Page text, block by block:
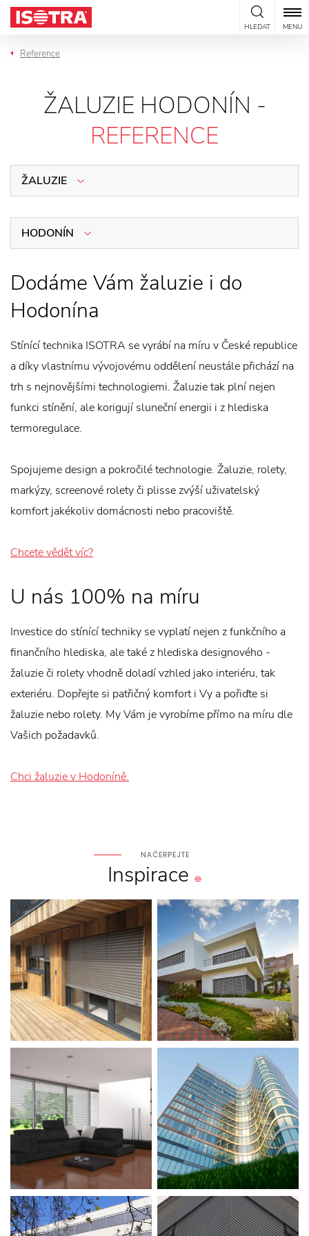
Přeskočit na obsah
HLEDAT MENU
Reference
ŽALUZIE HODONÍN -
REFERENCE
ŽALUZIE
HODONÍN
Dodáme Vám žaluzie i do
Hodonína
Stínící technika ISOTRA se vyrábí na míru v České republice
a díky vlastnímu vývojovému oddělení neustále přichází na
trh s nejnovějšími technologiemi. Žaluzie tak plní nejen
funkci stínění, ale korigují sluneční energii i z hlediska
termoregulace.
Spojujeme design a pokročilé technologie. Žaluzie, rolety,
markýzy, screenové rolety či plisse zvýší uživatelský
komfort jakékoliv domácnosti nebo pracoviště.
Chcete vědět víc?
U nás 100% na míru
Investice do stínící techniky se vyplatí nejen z funkčního a
finančního hlediska, ale také z hlediska designového -
žaluzie či rolety vhodně doladí vzhled jako interiéru, tak
exteriéru. Dopřejte si patřičný komfort i Vy a pořiďte si
žaluzie nebo rolety. My Vám je vyrobíme přímo na míru dle
Vašich požadavků.
Chci žaluzie v Hodoníně.
NAČERPEJTE
Inspirace